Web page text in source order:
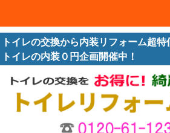
トイレの交換から内装リフォーム超特
トイレの内装０円企画開催中！